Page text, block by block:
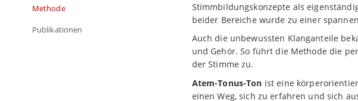
Stimmbildungskonzepte als
beider Bereiche wurde zu einer
Auch die unbewussten Klanganteile
und Gehör. So führt die Methode die
der Stimme zu.
Atem-Tonus-Ton ist eine
einen Weg, sich zu erfahren und sich
Methode
Publikationen